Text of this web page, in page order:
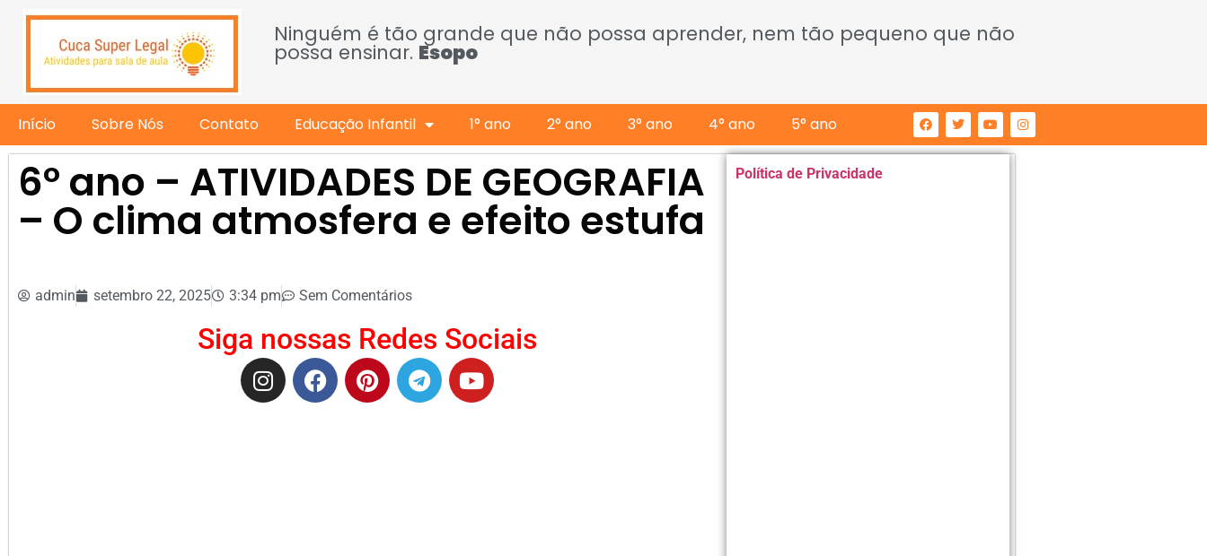
Ninguém é tão grande que não possa aprender, nem tão pequeno que não
possa ensinar. Esopo
Início Sobre Nós Contato Educação Infantil 1° ano 2° ano 3° ano 4° ano 5° ano
6º ano – ATIVIDADES DE GEOGRAFIA
– O clima atmosfera e efeito estufa
admin setembro 22, 2025 3:34 pm Sem Comentários
Siga nossas Redes Sociais
Política de Privacidade